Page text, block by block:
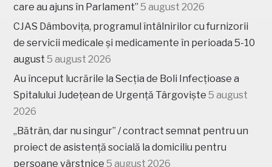
care au ajuns în Parlament” 5 august 2026
CJAS Dâmbovița, programul întâlnirilor cu furnizorii
de servicii medicale și medicamente în perioada 5-10
august 5 august 2026
Au început lucrările la Secția de Boli Infecțioase a
Spitalului Județean de Urgență Târgoviște 5 august
2026
„Bătrân, dar nu singur” / contract semnat pentru un
proiect de asistență socială la domiciliu pentru
persoane vârstnice 5 august 2026